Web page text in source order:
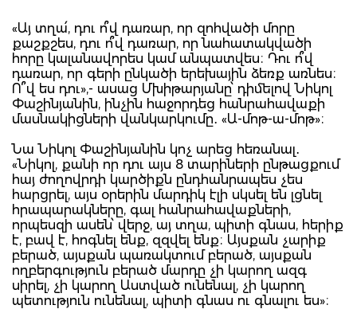
«Այ տղա՛, դու ո՞վ դառար, որ զոհվածի մորը
քաշքշես, դու ո՞վ դառար, որ նահատակվածի
հորը կալանավորես կամ անպատվես։ Դու ո՞վ
դառար, որ գերի ընկածի երեխային ձեռք առնես։
Ո՞վ ես դու»,- ասաց Մխիթարյանը՝ դիմելով Նիկոլ
Փաշինյանին, ինչին հաջորդեց հանրահավաքի
մասնակիցների վանկարկումը․ «Ա-մոթ-ա-մոթ»։
Նա Նիկոլ Փաշինյանին կոչ արեց հեռանալ․
«Նիկոլ, քանի որ դու այս 8 տարիների ընթացքում
հայ ժողովրդի կարծիքն ընդհանրապես չես
հարցրել, այս օրերին մարդիկ էլի սկսել են լցնել
հրապարակները, գալ հանրահավաքների,
որպեսզի ասեն՝ վերջ, այ տղա, պիտի գնաս, հերիք
է, բավ է, հոգնել ենք, զզվել ենք։ Այսքան չարիք
բերած, այսքան պառակտում բերած, այսքան
ողբերգություն բերած մարդը չի կարող ազգ
սիրել, չի կարող Աստված ունենալ, չի կարող
պետություն ունենալ, պիտի գնաս ու գնալու ես»։